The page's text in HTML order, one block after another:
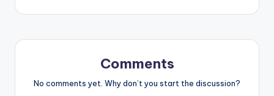
Comments
No comments yet. Why don’t you start the discussion?